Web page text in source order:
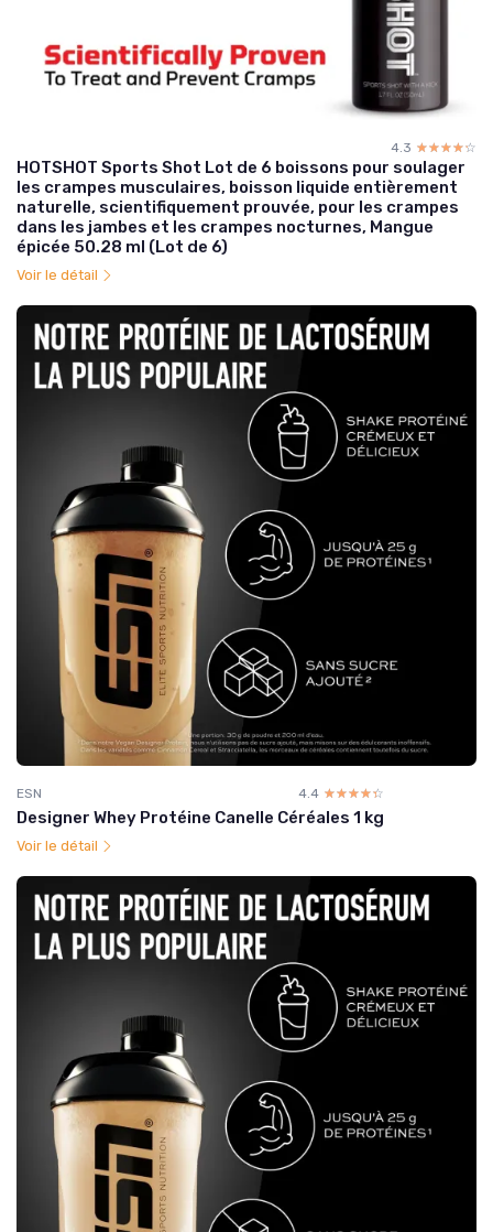
4.3 ☆☆☆☆☆
★★★★★
HOTSHOT Sports Shot Lot de 6 boissons pour soulager
les crampes musculaires, boisson liquide entièrement
naturelle, scientifiquement prouvée, pour les crampes
dans les jambes et les crampes nocturnes, Mangue
épicée 50.28 ml (Lot de 6)
Voir le détail
ESN 4.4 ☆☆☆☆☆
★★★★★
Designer Whey Protéine Canelle Céréales 1 kg
Voir le détail